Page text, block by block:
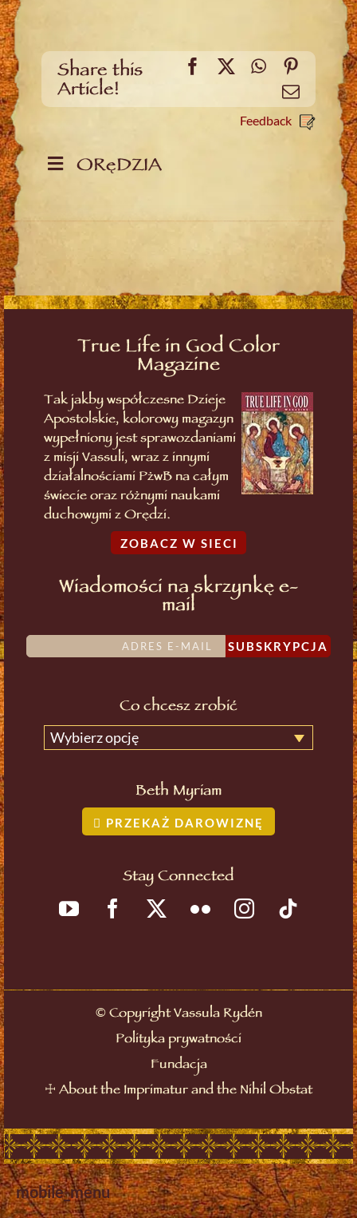
Share this
Article!
Facebook
X WhatsApp
Email
Feedback
ORęDZIA
True Life in God Color
Magazine
Tak jakby współczesne Dzieje
Apostolskie, kolorowy magazyn
wypełniony jest sprawozdaniami
z misji Vassuli, wraz z innymi
działalnościami PżwB na całym
świecie oraz różnymi naukami
duchowymi z Orędzi.
ZOBACZ W SIECI
Wiadomości na skrzynkę e-
mail
SUBSKRYPCJA
Co chcesz zrobić
Wybierz opcję
Beth Myriam
PRZEKAŻ DAROWIZNĘ
Stay Connected
©Copyright Vassula Rydén
Polityka prywatności
Fundacja
☩ About the Imprimatur and the Nihil Obstat
mobile_menu